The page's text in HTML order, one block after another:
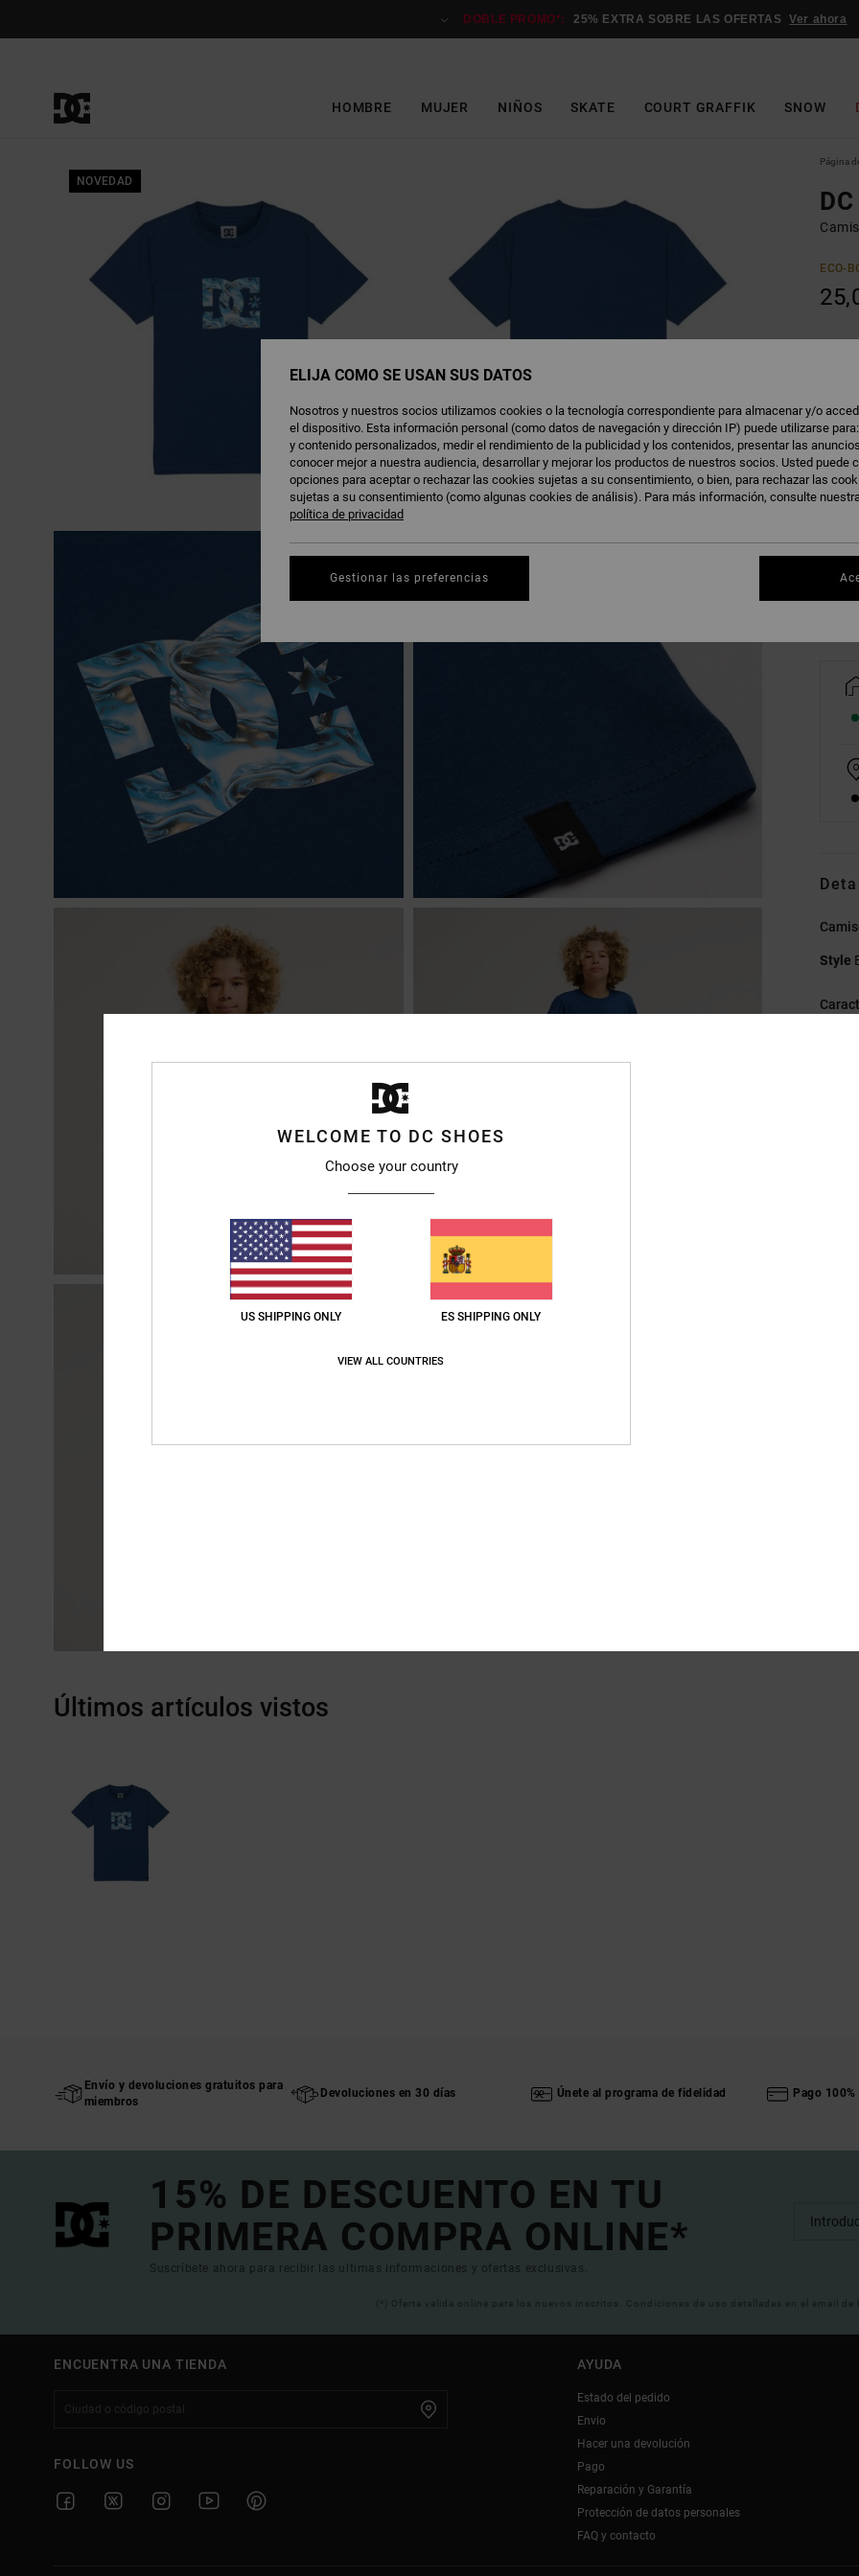
DOBLE PROMO*: 25% EXTRA SOBRE LAS OFERTAS Ver ahora
HOMBRE MUJER NIÑOS SKATE COURT GRAFFIK SNOW
NOVEDAD
Página
ECO-
8/
Style
Últimos artículos vistos
Envío y devoluciones gratuitos para
miembros
Devoluciones en 30 días Únete al programa de fidelidad Pago
15% DE DESCUENTO EN TU
PRIMERA COMPRA ONLINE*
Suscríbete ahora para recibir las ultimas informaciones y ofertas exclusivas.
(*) Oferta valida online para los nuevos inscritos. Condiciones de uso detalladas en el email de
ENCUENTRA UNA TIENDA
FOLLOW US
AYUDA
Estado del pedido
Envio
Hacer una devolución
Pago
Reparación y Garantía
Protección de datos personales
FAQ y contacto
WELCOME TO DC SHOES
Choose your country
US SHIPPING ONLY ES SHIPPING ONLY
VIEW ALL COUNTRIES
ELIJA CÓMO SE USAN SUS DATOS
Nosotros y nuestros socios utilizamos cookies o la tecnología correspondiente para almacenar y/o
el dispositivo. Esta información personal (como datos de navegación y dirección IP) puede utilizarse
y contenido personalizados, medir el rendimiento de la publicidad y los contenidos, presentar las
conocer mejor a nuestra audiencia, desarrollar y mejorar los productos de nuestros socios. Usted puede
opciones para aceptar o rechazar las cookies sujetas a su consentimiento, o bien, para rechazar las
sujetas a su consentimiento (como algunas cookies de análisis). Para más información, consulte
política de privacidad
Gestionar las preferencias